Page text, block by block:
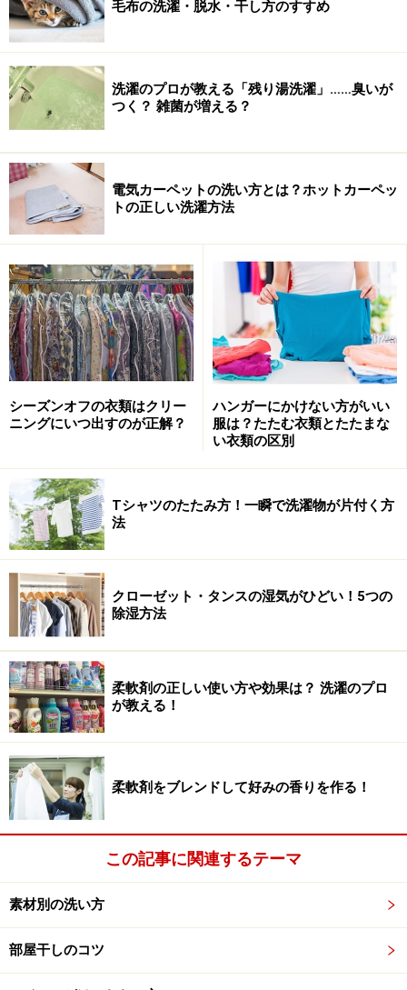
毛布の洗濯・脱水・干し方のすすめ
洗濯のプロが教える「残り湯洗濯」……臭いが
つく？ 雑菌が増える？
電気カーペットの洗い方とは？ホットカーペッ
トの正しい洗濯方法
シーズンオフの衣類はクリー
ニングにいつ出すのが正解？
ハンガーにかけない方がいい
服は？たたむ衣類とたたまな
い衣類の区別
Tシャツのたたみ方！一瞬で洗濯物が片付く方
法
クローゼット・タンスの湿気がひどい！5つの
除湿方法
柔軟剤の正しい使い方や効果は？ 洗濯のプロ
が教える！
柔軟剤をブレンドして好みの香りを作る！
この記事に関連するテーマ
素材別の洗い方
部屋干しのコツ